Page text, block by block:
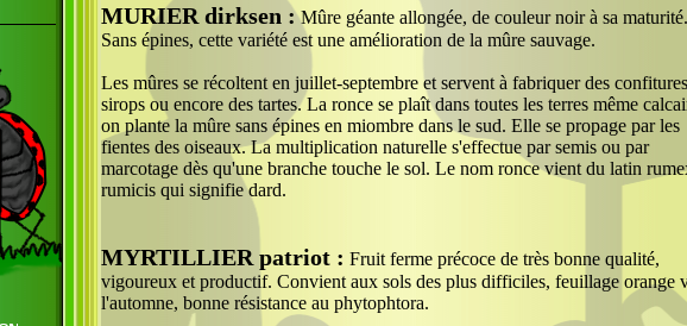
MURIER dirksen :Mûre géante allongée, de couleur noir à sa maturité.
Sans épines, cette variété est une amélioration de la mûre sauvage.
Les mûres se récoltent en juillet-septembre et servent à fabriquer des
sirops ou encore des tartes. La ronce se plaît dans toutes les terres même
on plante la mûre sans épines en miombre dans le sud. Elle se propage par les
fientes des oiseaux. La multiplication naturelle s'effectue par semis ou par
marcotage dès qu'une branche touche le sol. Le nom ronce vient du latin
rumicis qui signifie dard.
MYRTILLIER patriot : Fruit ferme précoce de très bonne qualité,
vigoureux et productif. Convient aux sols des plus difficiles, feuillage orange
l'automne, bonne résistance au phytophtora.